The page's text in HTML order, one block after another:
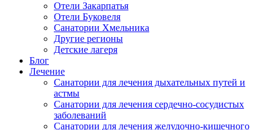
Отели Закарпатья
Отели Буковеля
Санатории Хмельника
Другие регионы
Детские лагеря
Блог
Лечение
Санатории для лечения дыхательных путей и
астмы
Санатории для лечения сердечно-сосудистых
заболеваний
Санатории для лечения желудочно-кишечного